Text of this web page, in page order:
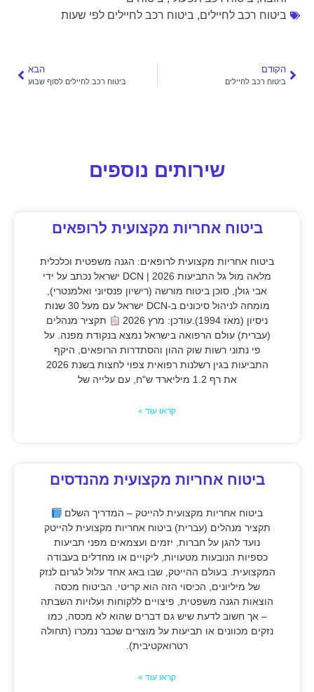
ביטוח רכב לחיילים, ביטוח רכב לחיילים לפי שעות
הקודם
ביטוח רכב לחיילים
הבא
ביטוח רכב לחיילים לסוף שבוע
שירותים נוספים
ביטוח אחריות מקצועית לרופאים
ביטוח אחריות מקצועית לרופאים: הגנה משפטית וכלכלית
מלאה מול גל התביעות 2026 | DCN ישראל נכתב על ידי
אבי גולן, סוכן ביטוח מורשה (רישיון פנסיוני ואלמנטרי),
מומחה לניהול סיכונים ב-DCN ישראל עם מעל 30 שנות
ניסיון (מאז 1994).עודכן: מרץ 2026
תקציר מנהלים
(עברית) עולם הרפואה בישראל נמצא בנקודת מפנה. על
פי נתוני רשות שוק ההון והסתדרות הרופאים, היקף
התביעות בגין רשלנות רפואית צפוי לחצות בשנת 2026
את רף 1.2 מיליארד ש"ח, עם עלייה של
קראו עוד »
ביטוח אחריות מקצועית מהנדסים
ביטוח אחריות מקצועית להייטק – המדריך השלם
תקציר מנהלים (עברית) ביטוח אחריות מקצועית להייטק
נועד להגן על חברות, יזמים ועצמאים מפני תביעות
כספיות הנובעות מטעויות, ליקויים או מחדלים בעבודה
המקצועית. בעולם ההייטק, שבו באג אחד עלול לגרום לנזק
של מיליונים, הכיסוי הזה הוא קריטי. הביטוח מכסה
הוצאות הגנה משפטית, פיצויים ללקוחות ועלויות השבתה
– אך חשוב לדעת שיש גם דברים שהוא לא מכסה, כמו
נזקים מכוונים או תביעות על מוצרים שכבר נמכרו (תחולה
רטרואקטיבית).
קראו עוד »